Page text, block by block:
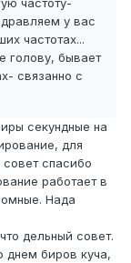
частоту-
у вас
частотах...
голову, бывает
связанно с
секундные на
для
спасибо
работает в
Нада
дельный совет.
днем биров куча,